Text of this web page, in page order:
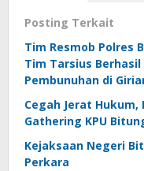
Posting Terkait
Tim Resmob Polres
Tim Tarsius
Pembunuhan di
Cegah Jerat
Gathering KPU
Kejaksaan Negeri
Perkara